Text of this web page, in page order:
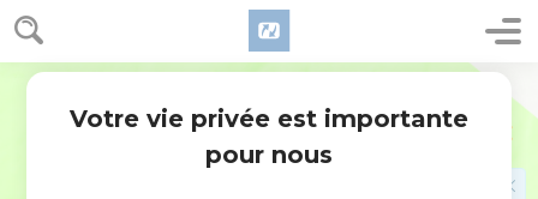
Néhémie 5
14 De plus, dès le jour où le roi m'a désigné pour que je sois
leur gouverneur dans le pays de Juda, soit depuis la
vingtième année du règne d’Artaxerxès et jusqu'à la trente-
deuxième année, pendant ces 12 ans, ni moi ni ma parenté
n'avons vécu des revenus octroyés au gouverneur.
Mes prédécesseurs faisaient peser de lourdes charges sur
Votre vie privée est importante
pour nous